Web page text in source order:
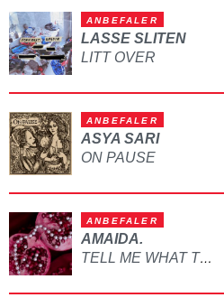
ANBEFALER
LASSE SLITEN
LITT OVER
ANBEFALER
ASYA SARI
ON PAUSE
ANBEFALER
AMAIDA.
TELL ME WHAT TO DO